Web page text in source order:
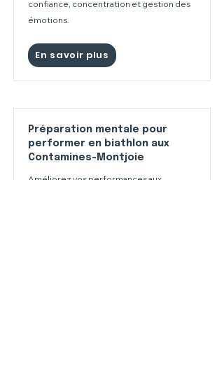
confiance, concentration et gestion des
émotions.
En savoir plus
Préparation mentale pour
performer en biathlon aux
Contamines-Montjoie
Améliorez vos performances aux